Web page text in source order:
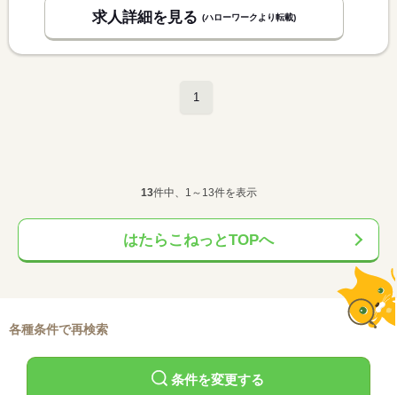
求人詳細を見る (ハローワークより転載)
1
13件中、1～13件を表示
はたらこねっとTOPへ
各種条件で再検索
条件を変更する